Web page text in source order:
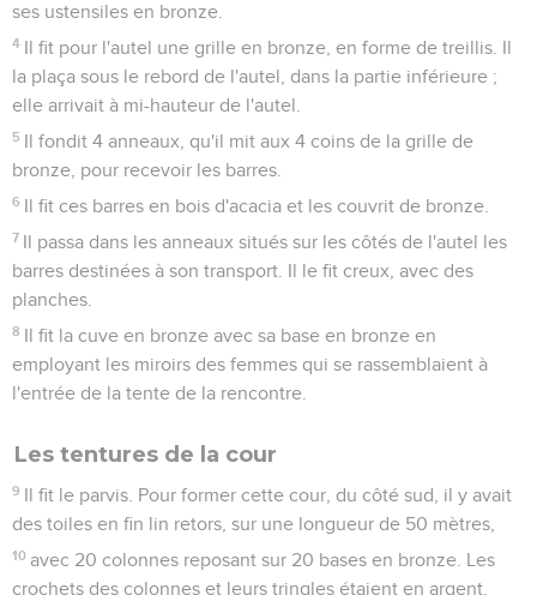
ses ustensiles en bronze.
4 Il fit pour l'autel une grille en bronze, en forme de treillis. Il
la plaça sous le rebord de l'autel, dans la partie inférieure ;
elle arrivait à mi-hauteur de l'autel.
5 Il fondit 4 anneaux, qu'il mit aux 4 coins de la grille de
bronze, pour recevoir les barres.
6 Il fit ces barres en bois d'acacia et les couvrit de bronze.
7 Il passa dans les anneaux situés sur les côtés de l'autel les
barres destinées à son transport. Il le fit creux, avec des
planches.
8 Il fit la cuve en bronze avec sa base en bronze en
employant les miroirs des femmes qui se rassemblaient à
l'entrée de la tente de la rencontre.
Les tentures de la cour
9 Il fit le parvis. Pour former cette cour, du côté sud, il y avait
des toiles en fin lin retors, sur une longueur de 50 mètres,
10 avec 20 colonnes reposant sur 20 bases en bronze. Les
crochets des colonnes et leurs tringles étaient en argent.